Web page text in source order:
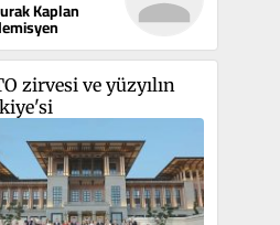
Kaplan
zirvesi ve yüzyılın